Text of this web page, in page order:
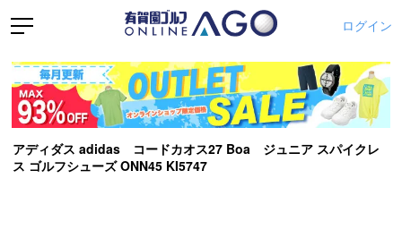
ログイン
アディダス adidas コードカオス27 Boa ジュニア スパイクレ
ス ゴルフシューズ ONN45 KI5747